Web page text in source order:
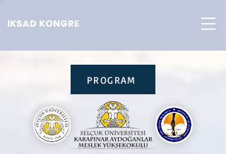
IKSAD KONGRE
PROGRAM